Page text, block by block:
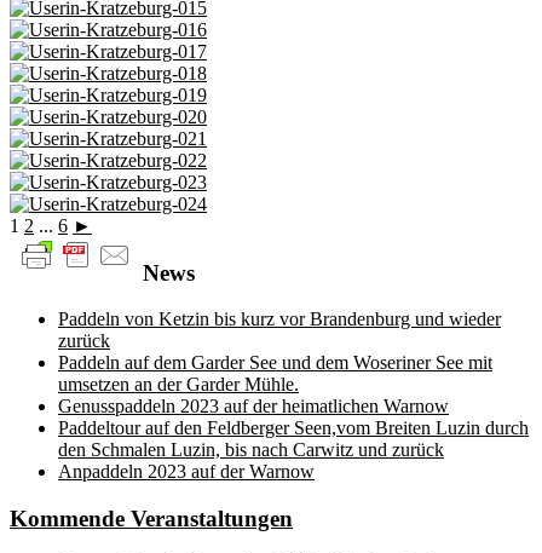
1 2 ... 6 ►
News
Paddeln von Ketzin bis kurz vor Brandenburg und wieder
zurück
Paddeln auf dem Garder See und dem Woseriner See mit
umsetzen an der Garder Mühle.
Genusspaddeln 2023 auf der heimatlichen Warnow
Paddeltour auf den Feldberger Seen,vom Breiten Luzin durch
den Schmalen Luzin, bis nach Carwitz und zurück
Anpaddeln 2023 auf der Warnow
Kommende Veranstaltungen